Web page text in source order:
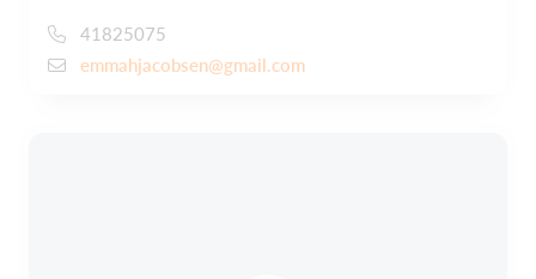
41825075
emmahjacobsen@gmail.com